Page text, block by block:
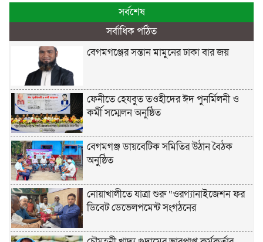
সর্বশেষ
সর্বাধিক পঠিত
বেগমগঞ্জের সন্তান মামুনের ঢাকা বার জয়
ফেনীতে হেযবুত তওহীদের ঈদ পুনর্মিলনী ও
কর্মী সম্মেলন অনুষ্ঠিত
বেগমগঞ্জ ডায়বেটিক সমিতির উঠান বৈঠক
অনুষ্ঠিত
নোয়াখালীতে যাত্রা শুরু “ওরগ্যানাইজেশন ফর
ডিবেট ডেভেলপমেন্ট সংগঠনের